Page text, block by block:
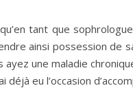
tant que
ainsi possession de
ayez une maladie
déjà eu l’occasion